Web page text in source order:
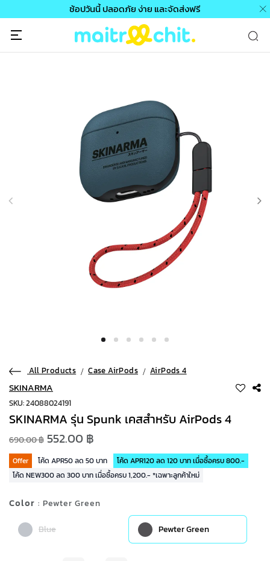
ช้อปวันนี้ ปลอดภัย ง่าย และจัดส่งฟรี
All Products Case AirPods AirPods 4
SKINARMA
SKU: 24088024191
SKINARMA รุ่น Spunk เคสสำหรับ AirPods 4
690.00 ฿ 552.00 ฿
Offer โค้ด APR50 ลด 50 บาท
โค้ด APR120 ลด 120 บาท เมื่อซื้อครบ 800.-
โค้ด NEW300 ลด 300 บาท เมื่อซื้อครบ 1,200.- *เฉพาะลูกค้าใหม่
Color : Pewter Green
Blue Pewter Green